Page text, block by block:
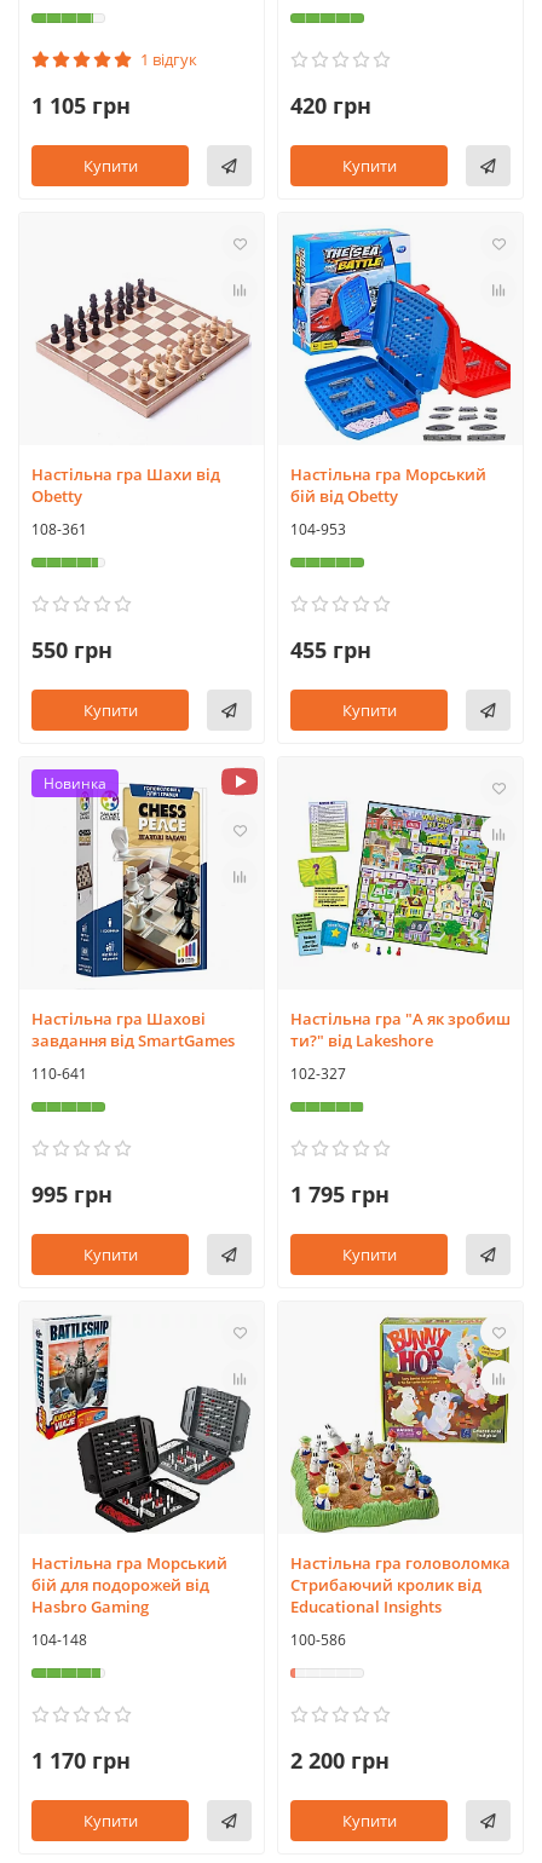
1 відгук
1 105 грн
Купити
420 грн
Купити
Настільна гра Шахи від
Obetty
108-361
550 грн
Купити
Настільна гра Морський
бій від Obetty
104-953
455 грн
Купити
Новинка
Настільна гра Шахові
завдання від SmartGames
110-641
995 грн
Купити
Настільна гра "А як зробиш
ти?" від Lakeshore
102-327
1 795 грн
Купити
Настільна гра Морський
бій для подорожей від
Hasbro Gaming
104-148
1 170 грн
Купити
Настільна гра головоломка
Стрибаючий кролик від
Educational Insights
100-586
2 200 грн
Купити